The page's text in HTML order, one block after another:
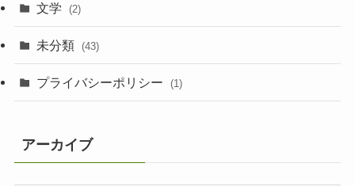
文学 (2)
未分類 (43)
プライバシーポリシー (1)
アーカイブ